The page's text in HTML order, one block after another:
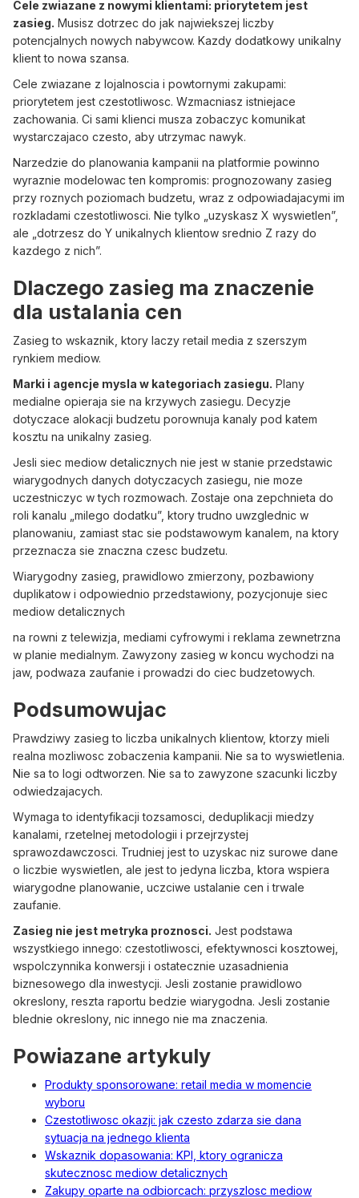
Cele zwiazane z nowymi klientami: priorytetem jest
zasieg. Musisz dotrzec do jak najwiekszej liczby
potencjalnych nowych nabywcow. Kazdy dodatkowy unikalny
klient to nowa szansa.
Cele zwiazane z lojalnoscia i powtornymi zakupami:
priorytetem jest czestotliwosc. Wzmacniasz istniejace
zachowania. Ci sami klienci musza zobaczyc komunikat
wystarczajaco czesto, aby utrzymac nawyk.
Narzedzie do planowania kampanii na platformie powinno
wyraznie modelowac ten kompromis: prognozowany zasieg
przy roznych poziomach budzetu, wraz z odpowiadajacymi im
rozkladami czestotliwosci. Nie tylko „uzyskasz X wyswietlen”,
ale „dotrzesz do Y unikalnych klientow srednio Z razy do
kazdego z nich”.
Dlaczego zasieg ma znaczenie
dla ustalania cen
Zasieg to wskaznik, ktory laczy retail media z szerszym
rynkiem mediow.
Marki i agencje mysla w kategoriach zasiegu. Plany
medialne opieraja sie na krzywych zasiegu. Decyzje
dotyczace alokacji budzetu porownuja kanaly pod katem
kosztu na unikalny zasieg.
Jesli siec mediow detalicznych nie jest w stanie przedstawic
wiarygodnych danych dotyczacych zasiegu, nie moze
uczestniczyc w tych rozmowach. Zostaje ona zepchnieta do
roli kanalu „milego dodatku”, ktory trudno uwzglednic w
planowaniu, zamiast stac sie podstawowym kanalem, na ktory
przeznacza sie znaczna czesc budzetu.
Wiarygodny zasieg, prawidlowo zmierzony, pozbawiony
duplikatow i odpowiednio przedstawiony, pozycjonuje siec
mediow detalicznych
na rowni z telewizja, mediami cyfrowymi i reklama zewnetrzna
w planie medialnym. Zawyzony zasieg w koncu wychodzi na
jaw, podwaza zaufanie i prowadzi do ciec budzetowych.
Podsumowujac
Prawdziwy zasieg to liczba unikalnych klientow, ktorzy mieli
realna mozliwosc zobaczenia kampanii. Nie sa to wyswietlenia.
Nie sa to logi odtworzen. Nie sa to zawyzone szacunki liczby
odwiedzajacych.
Wymaga to identyfikacji tozsamosci, deduplikacji miedzy
kanalami, rzetelnej metodologii i przejrzystej
sprawozdawczosci. Trudniej jest to uzyskac niz surowe dane
o liczbie wyswietlen, ale jest to jedyna liczba, ktora wspiera
wiarygodne planowanie, uczciwe ustalanie cen i trwale
zaufanie.
Zasieg nie jest metryka proznosci. Jest podstawa
wszystkiego innego: czestotliwosci, efektywnosci kosztowej,
wspolczynnika konwersji i ostatecznie uzasadnienia
biznesowego dla inwestycji. Jesli zostanie prawidlowo
okreslony, reszta raportu bedzie wiarygodna. Jesli zostanie
blednie okreslony, nic innego nie ma znaczenia.
Powiazane artykuly
Produkty sponsorowane: retail media w momencie
wyboru
Czestotliwosc okazji: jak czesto zdarza sie dana
sytuacja na jednego klienta
Wskaznik dopasowania: KPI, ktory ogranicza
skutecznosc mediow detalicznych
Zakupy oparte na odbiorcach: przyszlosc mediow